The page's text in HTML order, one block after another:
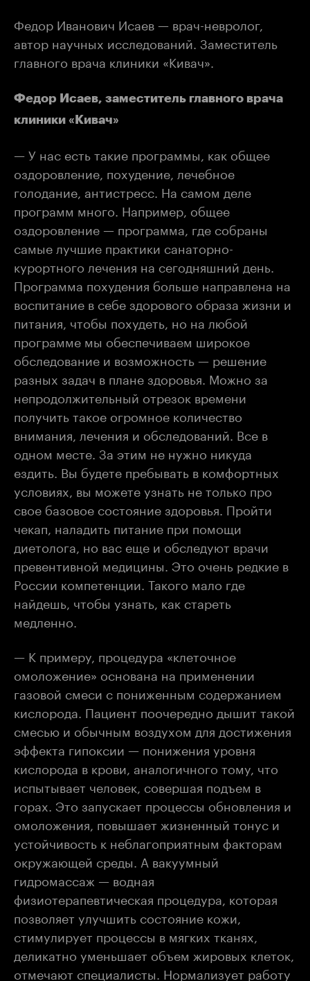
Федор Иванович Исаев — врач-невролог,
автор научных исследований. Заместитель
главного врача клиники «Кивач».
Федор Исаев, заместитель главного врача
клиники «Кивач»
— У нас есть такие программы, как общее
оздоровление, похудение, лечебное
голодание, антистресс. На самом деле
программ много. Например, общее
оздоровление — программа, где собраны
самые лучшие практики санаторно-
курортного лечения на сегодняшний день.
Программа похудения больше направлена на
воспитание в себе здорового образа жизни и
питания, чтобы похудеть, но на любой
программе мы обеспечиваем широкое
обследование и возможность — решение
разных задач в плане здоровья. Можно за
непродолжительный отрезок времени
получить такое огромное количество
внимания, лечения и обследований. Все в
одном месте. За этим не нужно никуда
ездить. Вы будете пребывать в комфортных
условиях, вы можете узнать не только про
свое базовое состояние здоровья. Пройти
чекап, наладить питание при помощи
диетолога, но вас еще и обследуют врачи
превентивной медицины. Это очень редкие в
России компетенции. Такого мало где
найдешь, чтобы узнать, как стареть
медленно.
— К примеру, процедура «клеточное
омоложение» основана на применении
газовой смеси с пониженным содержанием
кислорода. Пациент поочередно дышит такой
смесью и обычным воздухом для достижения
эффекта гипоксии — понижения уровня
кислорода в крови, аналогичного тому, что
испытывает человек, совершая подъем в
горах. Это запускает процессы обновления и
омоложения, повышает жизненный тонус и
устойчивость к неблагоприятным факторам
окружающей среды. А вакуумный
гидромассаж — водная
физиотерапевтическая процедура, которая
позволяет улучшить состояние кожи,
стимулирует процессы в мягких тканях,
деликатно уменьшает объем жировых клеток,
отмечают специалисты. Нормализует работу